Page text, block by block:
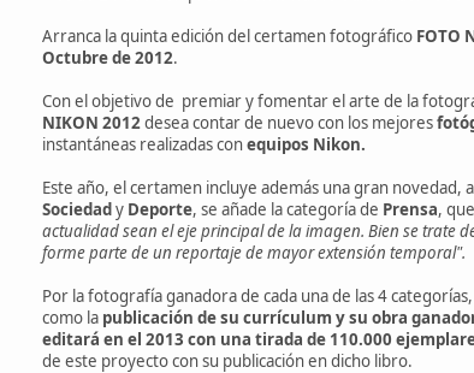
Arranca la quinta edición del certamen fotográfico FOTO
Octubre de 2012.
Con el objetivo de premiar y fomentar el arte de la
NIKON 2012desea contar de nuevo con los mejores
instantáneas realizadas conequipos Nikon.
Este año, el certamen incluye además una gran novedad,
Sociedady Deporte, se añade la categoría de Prensa,
actualidad sean el eje principal de la imagen. Bien se
forme parte de un reportaje de mayor extensión temporal".
Por la fotografía ganadora de cada una de las 4
como la publicación de su currículum y su obra
editará en el 2013 con una tirada de 110.000
de este proyecto con su publicación en dicho libro.